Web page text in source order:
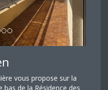
vous propose sur la
bas de la Résidence des